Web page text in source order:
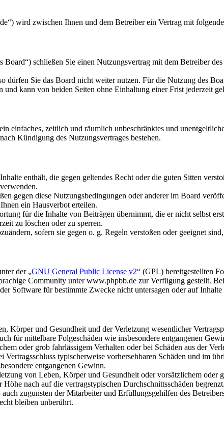
wird zwischen Ihnen und dem Betreiber ein Vertrag mit
schließen Sie einen Nutzungsvertrag mit dem Betreiber
dürfen Sie das Board nicht weiter nutzen. Für die Nutzung des
kann von beiden Seiten ohne Einhaltung einer Frist jederzeit
einfaches, zeitlich und räumlich unbeschränktes und
Kündigung des Nutzungsvertrages bestehen.
enthält, die gegen geltendes Recht oder die guten Sitten
gegen diese Nutzungsbedingungen oder anderer im Board
ein Hausverbot erteilen.
für die Inhalte von Beiträgen übernimmt, die er nicht selbst
zu löschen oder zu sperren.
sofern sie gegen o. g. Regeln verstoßen oder geeignet
der „GNU General Public License v2“ (GPL) bereitgestellten
Community unter www.phpbb.de zur Verfügung gestellt.
Software für bestimmte Zwecke nicht untersagen oder auf
Körper und Gesundheit und der Verletzung wesentlicher
für mittelbare Folgeschäden wie insbesondere entgangenen
oder grob fahrlässigem Verhalten oder bei Schäden aus der
typischerweise vorhersehbaren Schäden und im
entgangenen Gewinn.
von Leben, Körper und Gesundheit oder vorsätzlichem oder
nach auf die vertragstypischen Durchschnittsschäden
zugunsten der Mitarbeiter und Erfüllungsgehilfen des
bleiben unberührt.